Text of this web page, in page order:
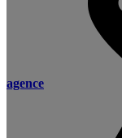
agence